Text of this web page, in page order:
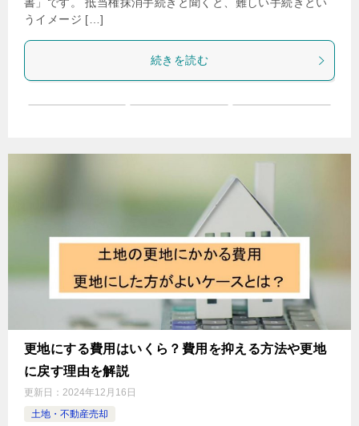
うイメージ […]
続きを読む
更地にする費用はいくら？費用を抑える方法や更地
に戻す理由を解説
更新日： 2024年12月16日
土地・不動産売却